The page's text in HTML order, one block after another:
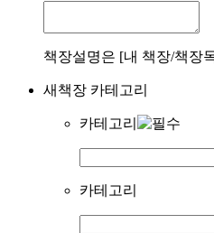
책장설명은 [내 책장/책장
새책장 카테고리
카테고리
카테고리